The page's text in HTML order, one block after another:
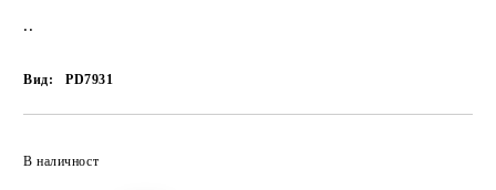
..
Вид: PD7931
В наличност